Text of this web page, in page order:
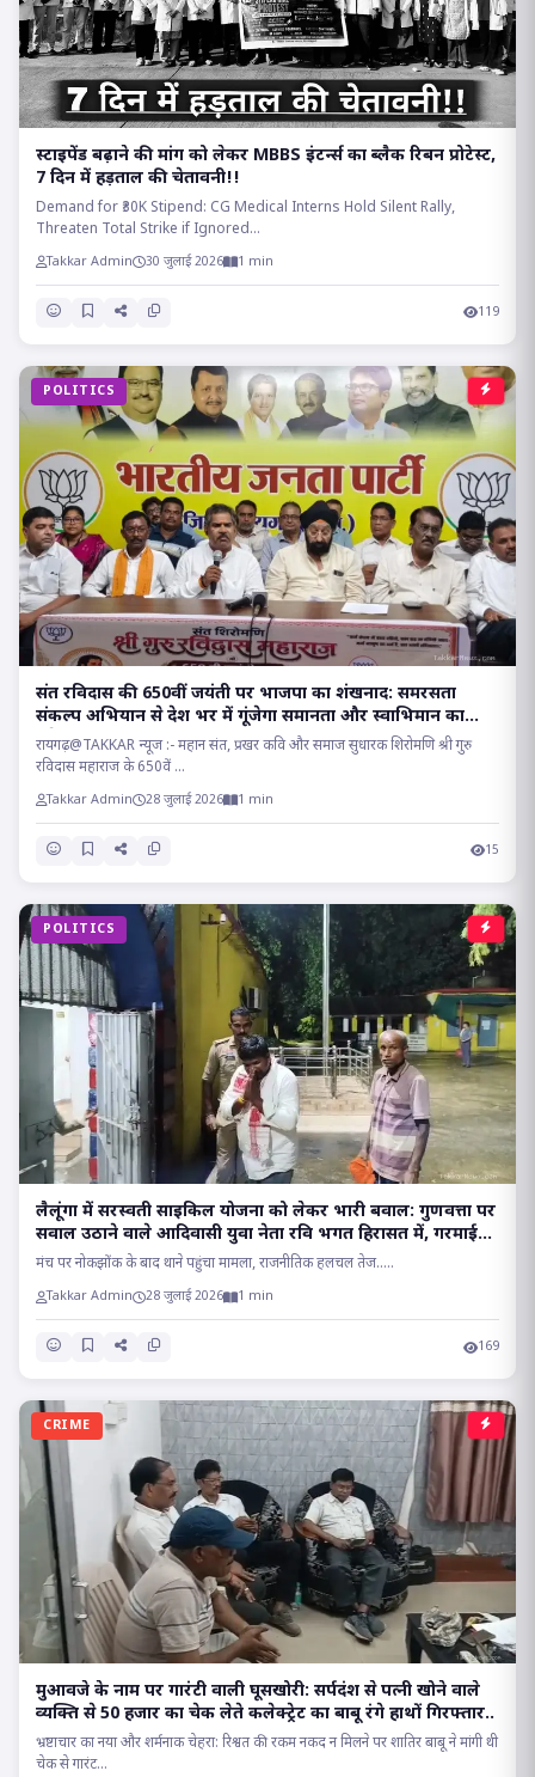
स्टाइपेंड बढ़ाने की मांग को लेकर MBBS इंटर्न्स का ब्लैक रिबन प्रोटेस्ट,
7 दिन में हड़ताल की चेतावनी!!
Demand for ₹30K Stipend: CG Medical Interns Hold Silent Rally,
Threaten Total Strike if Ignored...
Takkar Admin 30 जुलाई 2026 1 min
119
POLITICS
संत रविदास की 650वीं जयंती पर भाजपा का शंखनाद: समरसता
संकल्प अभियान से देश भर में गूंजेगा समानता और स्वाभिमान का
संदेश!!
रायगढ़@TAKKAR न्यूज :- महान संत, प्रखर कवि और समाज सुधारक शिरोमणि श्री गुरु
रविदास महाराज के 650वें ...
Takkar Admin 28 जुलाई 2026 1 min
15
POLITICS
लैलूंगा में सरस्वती साइकिल योजना को लेकर भारी बवाल: गुणवत्ता पर
सवाल उठाने वाले आदिवासी युवा नेता रवि भगत हिरासत में, गरमाई
सियासत..
मंच पर नोकझोंक के बाद थाने पहुंचा मामला, राजनीतिक हलचल तेज.....
Takkar Admin 28 जुलाई 2026 1 min
169
CRIME
मुआवजे के नाम पर गारंटी वाली घूसखोरी: सर्पदंश से पत्नी खोने वाले
व्यक्ति से 50 हजार का चेक लेते कलेक्ट्रेट का बाबू रंगे हाथों गिरफ्तार..
भ्रष्टाचार का नया और शर्मनाक चेहरा: रिश्वत की रकम नकद न मिलने पर शातिर बाबू ने मांगी थी
चेक से गारंट...